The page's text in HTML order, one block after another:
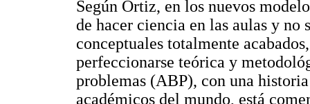
Según Ortiz, en los nuevos
de hacer ciencia en las aulas y
conceptuales totalmente
perfeccionarse teórica y
problemas (ABP), con una
académicos del mundo, está